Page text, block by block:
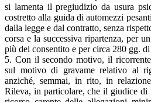
si lamenta il pregiudizio da usura
costretto alla guida di automezzi
dalla legge e dal contratto, senza
corsa e la successiva ripartenza, per
più del consentito e per circa 280 gg.
5. Con il secondo motivo, il
sul motivo di gravame relativo al
anziché, semmai, in rito, in
Rileva, in particolare, che il giudice di